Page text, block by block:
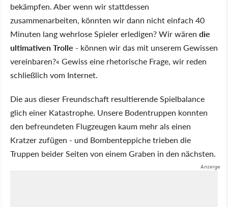
bekämpfen. Aber wenn wir stattdessen
zusammenarbeiten, könnten wir dann nicht einfach 40
Minuten lang wehrlose Spieler erledigen? Wir wären die
ultimativen Trolle - können wir das mit unserem Gewissen
vereinbaren?« Gewiss eine rhetorische Frage, wir reden
schließlich vom Internet.
Die aus dieser Freundschaft resultierende Spielbalance
glich einer Katastrophe. Unsere Bodentruppen konnten
den befreundeten Flugzeugen kaum mehr als einen
Kratzer zufügen - und Bombenteppiche trieben die
Truppen beider Seiten von einem Graben in den nächsten.